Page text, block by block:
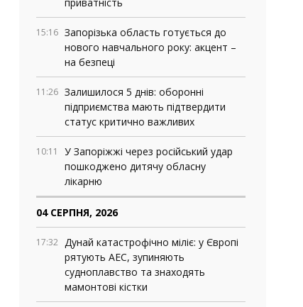
15:16 Запорізька область готується до
нового навчального року: акцент –
на безпеці
11:26 Залишилося 5 днів: оборонні
підприємства мають підтвердити
статус критично важливих
10:11
У Запоріжжі через російський удар
пошкоджено дитячу обласну
лікарню
04 СЕРПНЯ, 2026
17:32 Дунай катастрофічно міліє: у Європі
рятують АЕС, зупиняють
судноплавство та знаходять
мамонтові кістки